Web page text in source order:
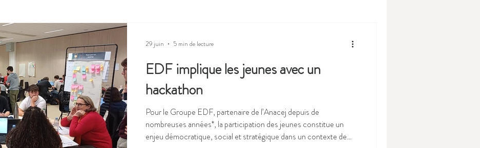
EDF implique les jeunes avec un
hackathon
Pour le Groupe EDF, partenaire de l’Anacej depuis de
nombreuses années*, la participation des jeunes constitue un
enjeu démocratique, social et stratégique dans un contexte de
29 juin 5 min de lecture